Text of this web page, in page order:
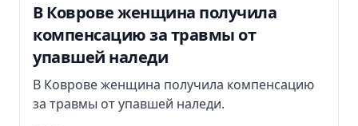
В Коврове женщина получила
компенсацию за травмы от
упавшей наледи
В Коврове женщина получила компенсацию
за травмы от упавшей наледи.